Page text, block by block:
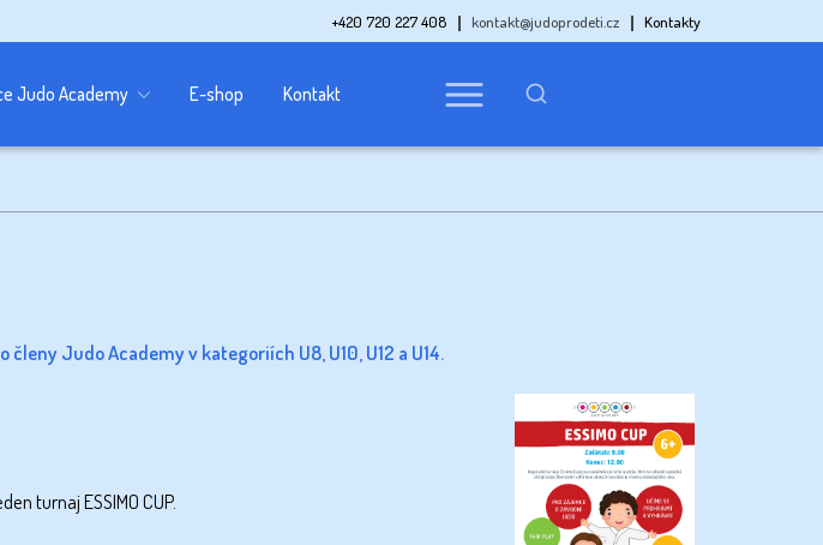
+420 720 227 408 kontakt@judoprodeti.cz Kontakty
Judo Academy E-shop Kontakt
členy Judo Academy v kategoriích U8, U10, U12 a U14.
turnaj ESSIMO CUP.